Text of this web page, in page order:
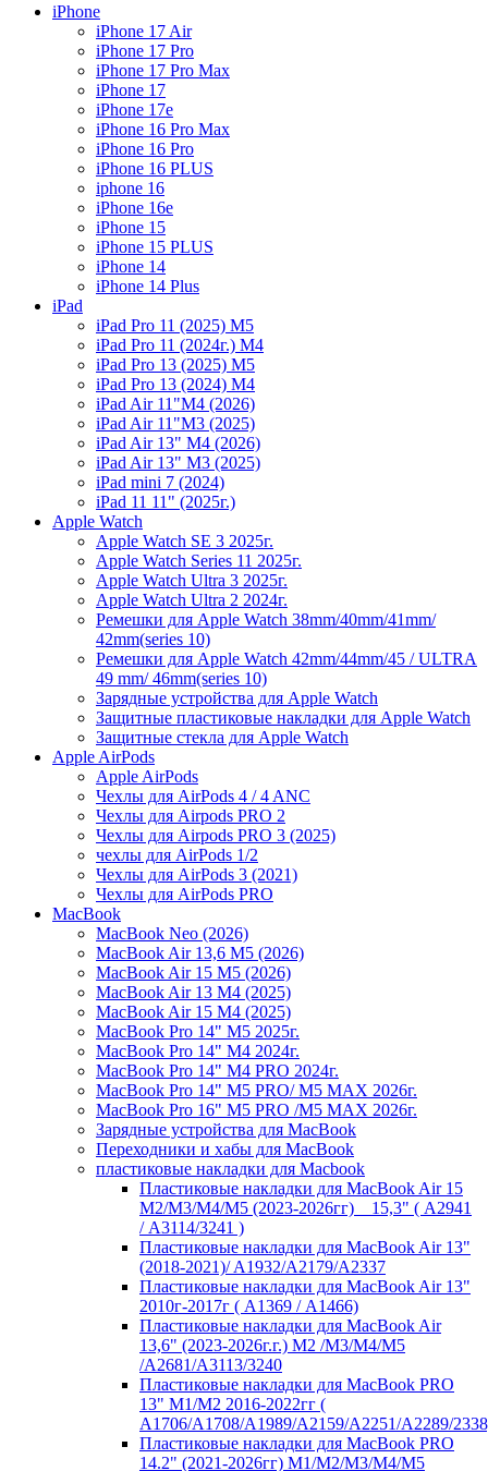
iPhone
iPhone 17 Air
iPhone 17 Pro
iPhone 17 Pro Max
iPhone 17
iPhone 17e
iPhone 16 Pro Max
iPhone 16 Pro
iPhone 16 PLUS
iphone 16
iPhone 16e
iPhone 15
iPhone 15 PLUS
iPhone 14
iPhone 14 Plus
iPad
iPad Pro 11 (2025) M5
iPad Pro 11 (2024г.) M4
iPad Pro 13 (2025) M5
iPad Pro 13 (2024) M4
iPad Air 11"M4 (2026)
iPad Air 11"M3 (2025)
iPad Air 13" M4 (2026)
iPad Air 13" M3 (2025)
iPad mini 7 (2024)
iPad 11 11" (2025г.)
Apple Watch
Apple Watch SE 3 2025г.
Apple Watch Series 11 2025г.
Apple Watch Ultra 3 2025г.
Apple Watch Ultra 2 2024г.
Ремешки для Apple Watch 38mm/40mm/41mm/
42mm(series 10)
Ремешки для Apple Watch 42mm/44mm/45 / ULTRA
49 mm/ 46mm(series 10)
Зарядные устройства для Apple Watch
Защитные пластиковые накладки для Apple Watch
Защитные стекла для Apple Watch
Apple AirPods
Apple AirPods
Чехлы для AirPods 4 / 4 ANC
Чехлы для Airpods PRO 2
Чехлы для Airpods PRO 3 (2025)
чехлы для AirPods 1/2
Чехлы для AirPods 3 (2021)
Чехлы для AirPods PRO
MacBook
MacBook Neo (2026)
MacBook Air 13,6 M5 (2026)
MacBook Air 15 M5 (2026)
MacBook Air 13 M4 (2025)
MacBook Air 15 M4 (2025)
MacBook Pro 14" M5 2025г.
MacBook Pro 14" M4 2024г.
MacBook Pro 14" M4 PRO 2024г.
MacBook Pro 14" M5 PRO/ M5 MAX 2026г.
MacBook Pro 16" M5 PRO /M5 MAX 2026г.
Зарядные устройства для MacBook
Переходники и хабы для MacBook
пластиковые накладки для Macbook
Пластиковые накладки для MacBook Air 15
M2/M3/M4/M5 (2023-2026гг) _ 15,3" ( А2941
/ А3114/3241 )
Пластиковые накладки для MacBook Air 13"
(2018-2021)/ A1932/A2179/A2337
Пластиковые накладки для MacBook Air 13"
2010г-2017г ( А1369 / А1466)
Пластиковые накладки для MacBook Air
13,6" (2023-2026г.г.) M2 /M3/M4/M5
/A2681/A3113/3240
Пластиковые накладки для MacBook PRO
13" M1/M2 2016-2022гг (
А1706/A1708/A1989/A2159/A2251/A2289/
Пластиковые накладки для MacBook PRO
14.2" (2021-2026гг) M1/M2/M3/M4/M5